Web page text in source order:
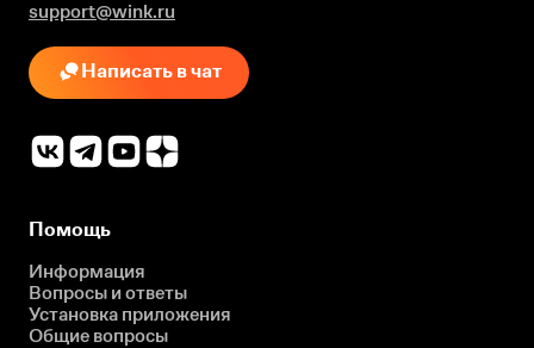
support@wink.ru
Написать в чат
Помощь
Информация
Вопросы и ответы
Установка приложения
Общие вопросы